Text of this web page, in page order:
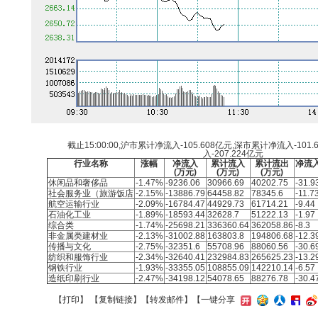
截止15:00:00,沪市累计净流入-105.608亿元,深市累计净流入-
入-207.224亿元
行业名称
涨幅
净流入
(万元)
累计流入
(万元)
累计流出
(万元)
净流
休闲品和奢侈品
-1.47% -9236.06 30966.69 40202.75
-
社会服务业（旅游饭店 -2.15% -13886.79 64458.82 78345.6
-
航空运输行业
-2.09% -16784.47 44929.73 61714.21
-9.44
石油化工业
-1.89% -18593.44 32628.7 51222.13
-1.97
综合类
-1.74% -25698.21 336360.64 362058.86 -8.3
非金属类建材业
-2.13% -31002.88 163803.8 194806.68 -
传播与文化
-2.75% -32351.6 55708.96 88060.56
-
纺织和服饰行业
-2.34% -32640.41 232984.83 265625.23 -
钢铁行业
-1.93% -33355.05 108855.09 142210.14 -6.57
造纸印刷行业
-2.47% -34198.12 54078.65 88276.78 -
【打印 】 【复制链接】【转发邮件】 【一键分享